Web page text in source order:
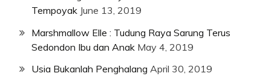
Tempoyak June 13, 2019
Marshmallow Elle : Tudung Raya Sarung Terus
Sedondon Ibu dan Anak May 4, 2019
Usia Bukanlah Penghalang April 30, 2019